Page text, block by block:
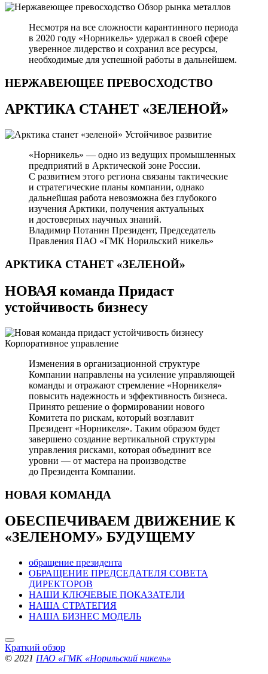
Обзор рынка металлов
Несмотря на все сложности карантинного периода
в 2020 году «Норникель» удержал в своей сфере
уверенное лидерство и сохранил все ресурсы,
необходимые для успешной работы в дальнейшем.
НЕРЖАВЕЮЩЕЕ ПРЕВОСХОДСТВО
АРКТИКА СТАНЕТ «ЗЕЛЕНОЙ»
Устойчивое развитие
«Норникель» — одно из ведущих промышленных
предприятий в Арктической зоне России.
С развитием этого региона связаны тактические
и стратегические планы компании, однако
дальнейшая работа невозможна без глубокого
изучения Арктики, получения актуальных
и достоверных научных знаний.
Владимир Потанин Президент, Председатель
Правления ПАО «ГМК Норильский никель»
АРКТИКА СТАНЕТ «ЗЕЛЕНОЙ»
НОВАЯ команда Придаст
устойчивость бизнесу
Корпоративное управление
Изменения в организационной структуре
Компании направлены на усиление управляющей
команды и отражают стремление «Норникеля»
повысить надежность и эффективность бизнеса.
Принято решение о формировании нового
Комитета по рискам, который возглавит
Президент «Норникеля». Таким образом будет
завершено создание вертикальной структуры
управления рисками, которая объединит все
уровни — от мастера на производстве
до Президента Компании.
НОВАЯ КОМАНДА
ОБЕСПЕЧИВАЕМ ДВИЖЕНИЕ К
«ЗЕЛЕНОМУ» БУДУЩЕМУ
обращение президента
ОБРАЩЕНИЕ ПРЕДСЕДАТЕЛЯ СОВЕТА
ДИРЕКТОРОВ
НАШИ КЛЮЧЕВЫЕ ПОКАЗАТЕЛИ
НАША СТРАТЕГИЯ
НАША БИЗНЕС МОДЕЛЬ
Краткий обзор
© 2021 ПАО «ГМК «Норильский никель»